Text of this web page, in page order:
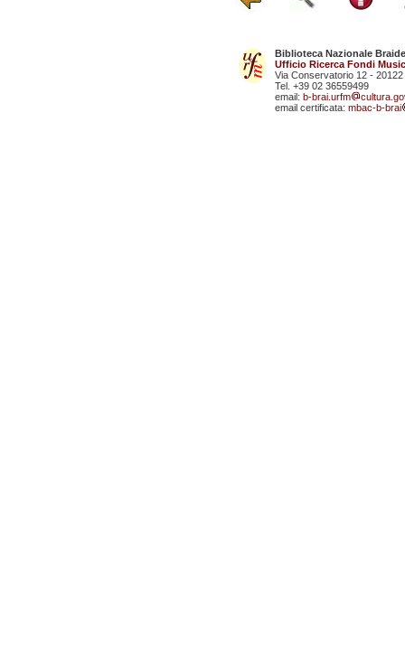
Biblioteca Nazionale
Ufficio Ricerca Fondi
Via Conservatorio 12 - 20122
Tel. +39 02 36559499
email: b-brai.urfm
email certificata: mbac-b-brai